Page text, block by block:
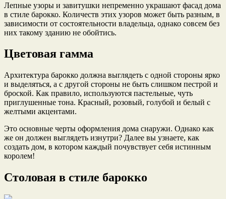
Лепные узоры и завитушки непременно украшают фасад дома
в стиле барокко. Количеств этих узоров может быть разным, в
зависимости от состоятельности владельца, однако совсем без
них такому зданию не обойтись.
Цветовая гамма
Архитектура барокко должна выглядеть с одной стороны ярко
и выделяться, а с другой стороны не быть слишком пестрой и
броской. Как правило, используются пастельные, чуть
приглушенные тона. Красный, розовый, голубой и белый с
желтыми акцентами.
Это основные черты оформления дома снаружи. Однако как
же он должен выглядеть изнутри? Далее вы узнаете, как
создать дом, в котором каждый почувствует себя истинным
королем!
Столовая в стиле барокко